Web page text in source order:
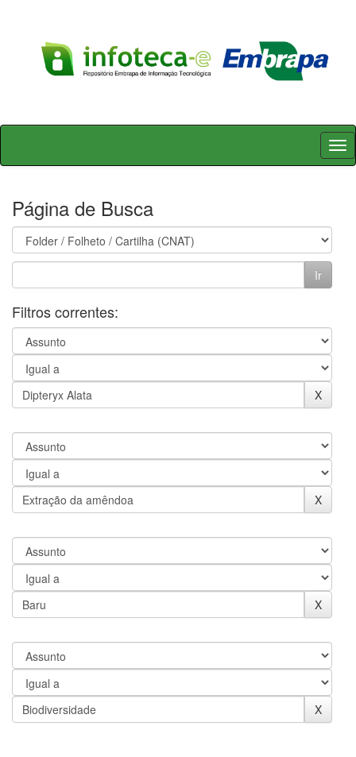
Skip
Página de Busca
Filtros correntes: